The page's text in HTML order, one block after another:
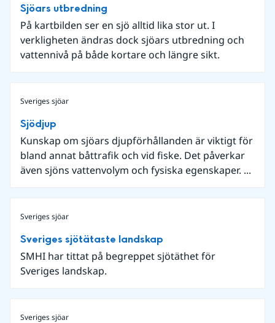
Sjöars utbredning
På kartbilden ser en sjö alltid lika stor ut. I
verkligheten ändras dock sjöars utbredning och
vattennivå på både kortare och längre sikt.
Sveriges sjöar
Sjödjup
Kunskap om sjöars djupförhållanden är viktigt för
bland annat båttrafik och vid fiske. Det påverkar
även sjöns vattenvolym och fysiska egenskaper. ...
Sveriges sjöar
Sveriges sjötätaste landskap
SMHI har tittat på begreppet sjötäthet för
Sveriges landskap.
Sveriges sjöar